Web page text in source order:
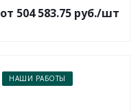
от 504 583.75 руб./шт
НАШИ РАБОТЫ